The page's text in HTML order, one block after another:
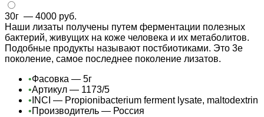
30г — 4000 руб.
Наши лизаты получены путем ферментации полезных
бактерий, живущих на коже человека и их метаболитов.
Подобные продукты называют постбиотиками. Это 3е
поколение, самое последнее поколение лизатов.
•Фасовка — 5г
•Артикул — 1173/5
• INCI — Propionibacterium ferment lysate, maltodextrin
•Производитель — Россия